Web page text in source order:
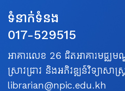
ទំនាក់ទំនង
017-529515
អាគារលេខ 26 ជិតអាគារមជ្ឈ
ស្រាវជ្រាវ និងអភិវឌ្ឍន៍វិទ្យាសាស្ត្
librarian@npic.edu.kh